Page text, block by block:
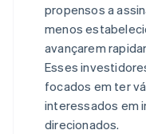
propensos a
menos
avançarem
Esses
focados em ter
interessados em
direcionados.